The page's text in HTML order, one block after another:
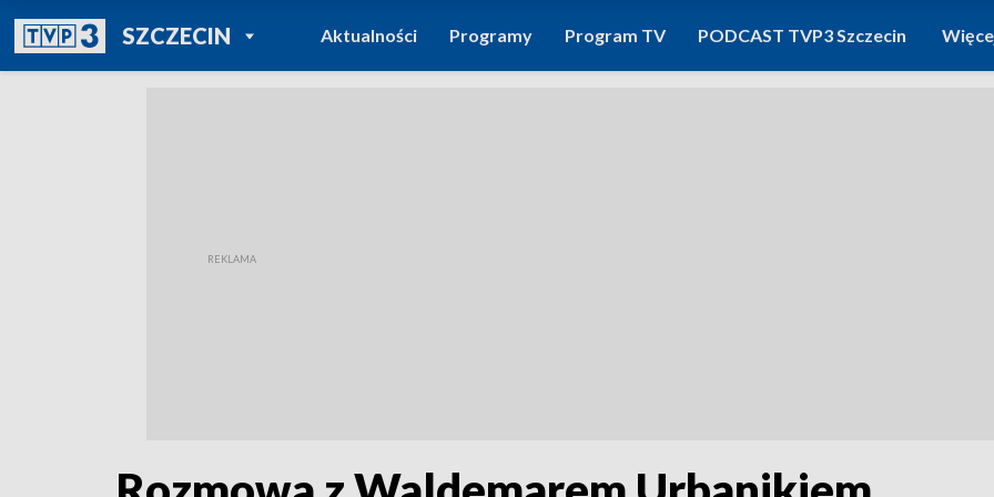
SZCZECINPOWRÓT DO
TVP REGIONY
Aktualności Programy Program TV PODCAST TVP3 Szczecin